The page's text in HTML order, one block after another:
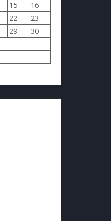
15
16
22
23
29
30